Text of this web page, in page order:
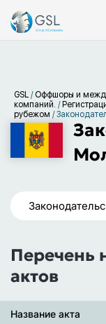
GSL / Оффшоры и
компаний. /
рубежом /
Перечень
актов
Название акта